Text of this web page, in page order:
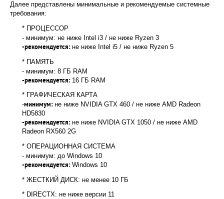
Далее представлены минимальные и рекомендуемые системные
требования:
* ПРОЦЕССОР
- минимум: не ниже Intel i3 / не ниже Ryzen 3
-рекомендуется:не ниже Intel i5 / не ниже Ryzen 5
* ПАМЯТЬ
- минимум: 8 ГБ RAM
-рекомендуется:16 ГБ RAM
* ГРАФИЧЕСКАЯ КАРТА
-минимум:не ниже NVIDIA GTX 460 / не ниже AMD Radeon
HD5830
-рекомендуется:не ниже NVIDIA GTX 1050 / не ниже AMD
Radeon RX560 2G
* ОПЕРАЦИОННАЯ СИСТЕМА
- минимум: до Windows 10
-рекомендуется:Windows 10
* ЖЕСТКИЙ ДИСК: не менее 10 ГБ
* DIRECTX: не ниже версии 11